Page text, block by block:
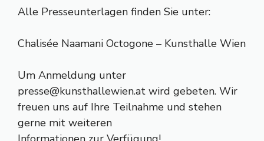
Alle Presseunterlagen finden Sie unter:
Chalisée Naamani Octogone – Kunsthalle Wien
Um Anmeldung unter
presse@kunsthallewien.at wird gebeten. Wir
freuen uns auf Ihre Teilnahme und stehen
gerne mit weiteren